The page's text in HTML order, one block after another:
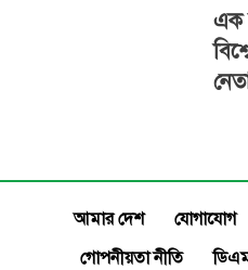
এক
আমার দেশ যোগাযোগ
গোপনীয়তা নীতি